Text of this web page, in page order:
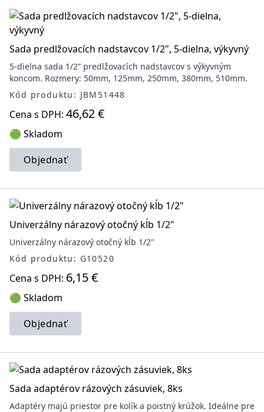
Sada predlžovacích nadstavcov 1/2", 5-dielna, výkyvný
5-dielna sada 1/2” predlžovacích nadstavcov s výkyvným
koncom. Rozmery: 50mm, 125mm, 250mm, 380mm, 510mm.
Kód produktu: JBM51448
Cena s DPH: 46,62 €
🟢 Skladom
Objednať
Univerzálny nárazový otočný kĺb 1/2"
Univerzálny nárazový otočný kĺb 1/2"
Kód produktu: G10520
Cena s DPH: 6,15 €
🟢 Skladom
Objednať
Sada adaptérov rázových zásuviek, 8ks
Adaptéry majú priestor pre kolík a poistný krúžok. Ideálne pre